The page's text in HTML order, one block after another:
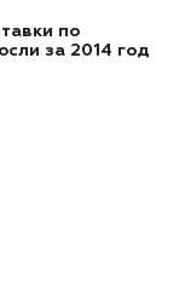
по
за 2014 год